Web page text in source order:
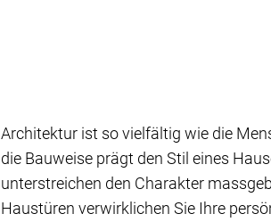
Architektur ist so vielfältig wie die
die Bauweise prägt den Stil eines
unterstreichen den Charakter
Haustüren verwirklichen Sie Ihre